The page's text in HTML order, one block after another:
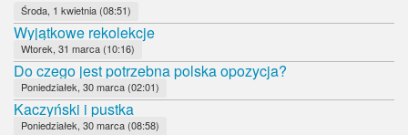
Środa, 1 kwietnia (08:51)
Wyjątkowe rekolekcje
Wtorek, 31 marca (10:16)
Do czego jest potrzebna polska opozycja?
Poniedziałek, 30 marca (02:01)
Kaczyński i pustka
Poniedziałek, 30 marca (08:58)